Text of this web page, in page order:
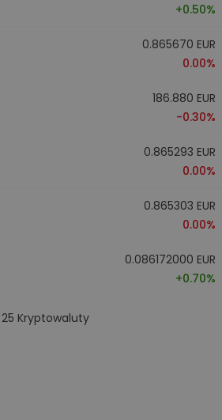
+0.50%
0.865670 EUR
0.00%
186.880 EUR
-0.30%
0.865293 EUR
0.00%
0.865303 EUR
0.00%
0.086172000 EUR
+0.70%
25 Kryptowaluty